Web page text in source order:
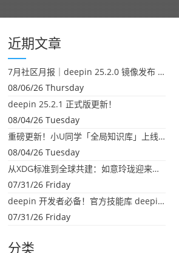
近期文章
7月社区月报｜deepin 25.2.0 镜像发布 & 小U同学定时任务上线
08/06/26 Thursday
deepin 25.2.1 正式版更新！
08/04/26 Tuesday
重磅更新！小U同学「全局知识库」上线：你的本地文件，终于"活"起来了
08/04/26 Tuesday
从XDG标准到全球共建：如意玲珑迎来首个海外开源贡献
07/31/26 Friday
deepin 开发者必备！官方技能库 deepin-skills 正式开源
07/31/26 Friday
分类